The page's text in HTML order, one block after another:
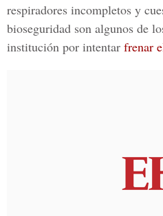
respiradores incompletos y
bioseguridad son algunos de
institución por intentar frenar